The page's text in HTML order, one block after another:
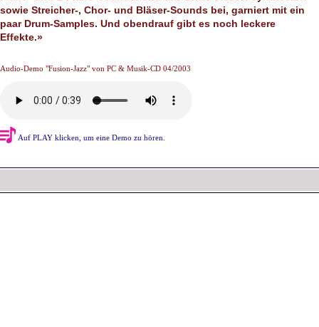
sowie Streicher-, Chor- und Bläser-Sounds bei, garniert mit ein
paar Drum-Samples. Und obendrauf gibt es noch leckere
Effekte.»
Audio-Demo "Fusion-Jazz" von PC & Musik-CD 04/2003
Auf PLAY klicken, um eine Demo zu hören.